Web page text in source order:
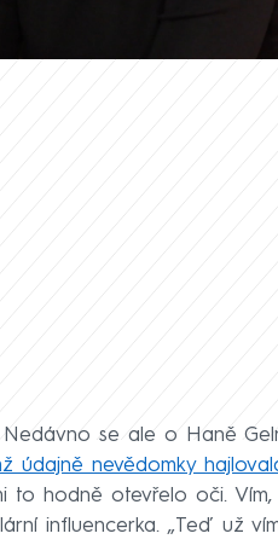
pro CNN
Nedávno se ale o Haně
údajně nevědomky
to hodně otevřelo oči.
influencerka. „Teď už